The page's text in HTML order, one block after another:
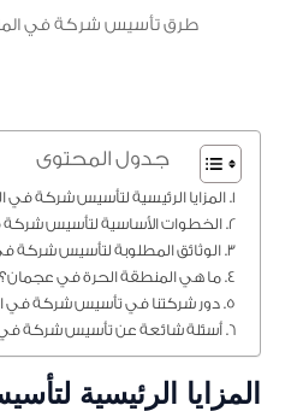
طرق تأسيس شركة في
جدول المحتوى
المزايا الرئيسية لتأسيس شركة
الخطوات الأساسية لتأسيس
الوثائق المطلوبة لتأسيس شركة
ما هي المنطقة الحرة في عجمان؟
دور شركتنا في تأسيس شركة في
أسئلة شائعة عن تأسيس شركة في
المزايا الرئيسية